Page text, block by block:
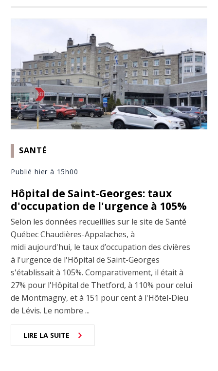
SANTÉ
Publié hier à 15h00
Hôpital de Saint-Georges: taux
d'occupation de l'urgence à 105%
Selon les données recueillies sur le site de Santé
Québec Chaudières-Appalaches, à
midi aujourd'hui, le taux d’occupation des civières
à l'urgence de l'Hôpital de Saint-Georges
s'établissait à 105%. Comparativement, il était à
27% pour l'Hôpital de Thetford, à 110% pour celui
de Montmagny, et à 151 pour cent à l'Hôtel-Dieu
de Lévis. Le nombre ...
LIRE LA SUITE